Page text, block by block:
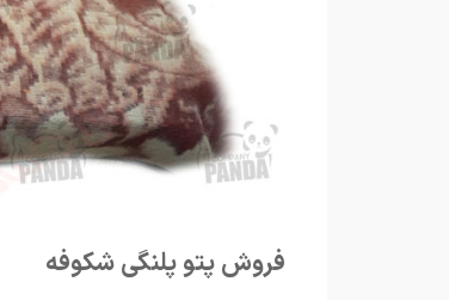
فروش پتو پلنگی شکوفه